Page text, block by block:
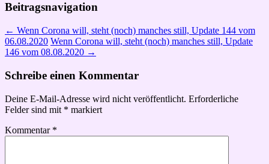
Beitragsnavigation
← Wenn Corona will, steht (noch) manches still, Update 144 vom
06.08.2020 Wenn Corona will, steht (noch) manches still, Update
146 vom 08.08.2020 →
Schreibe einen Kommentar
Deine E-Mail-Adresse wird nicht veröffentlicht. Erforderliche
Felder sind mit * markiert
Kommentar *